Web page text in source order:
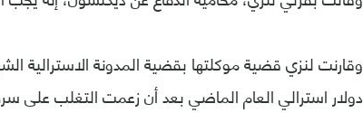
دولار استرالي العام الماضي بعد أن زعمت التغلب على